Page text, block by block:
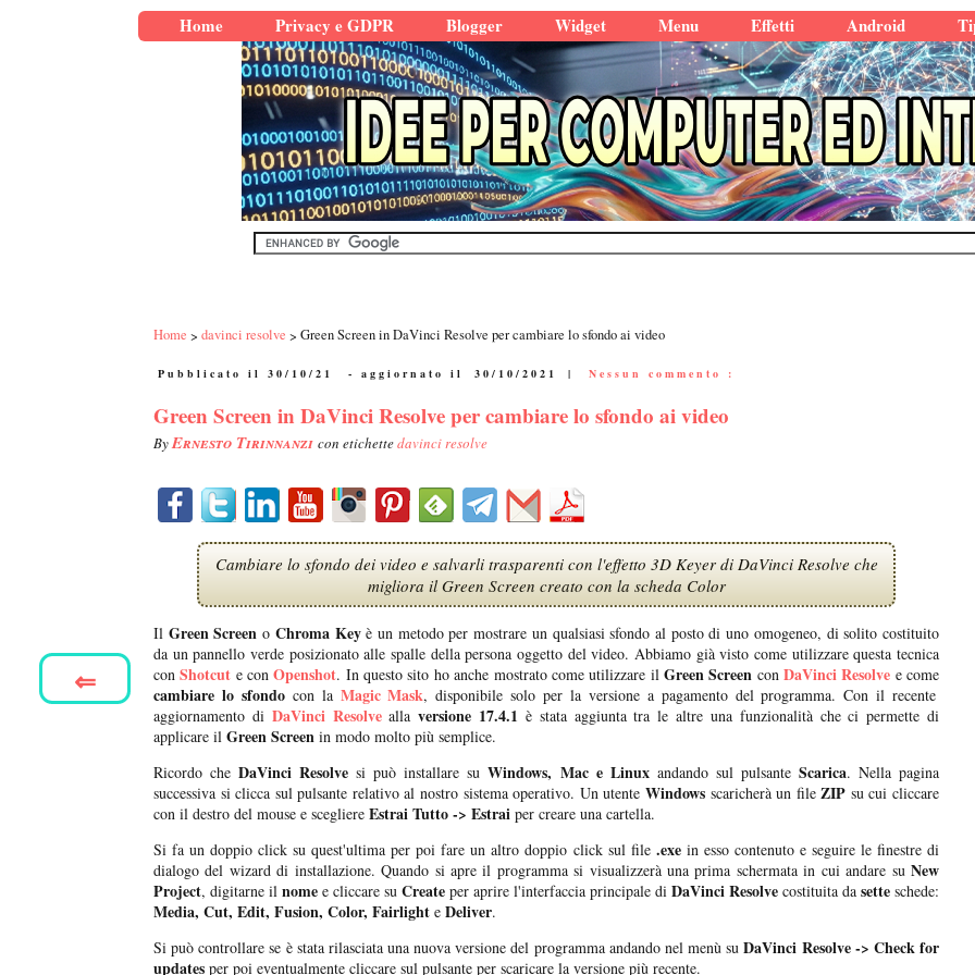
Home Privacy e GDPR Blogger Widget Menu Effetti Android
Home davinci resolve Green Screen in DaVinci Resolve per cambiare lo sfondo ai video
Pubblicato il 30/10/21 - aggiornato il 30/10/2021 | Nessun commento :
Green Screen in DaVinci Resolve per cambiare lo sfondo ai video
ByErnesto Tirinnanzi con etichettedavinci resolve
Cambiare lo sfondo dei video e salvarli trasparenti con l'effetto 3D Keyer di DaVinci Resolve che
migliora il Green Screen creato con la scheda Color
Il Green Screen o Chroma Keyè un metodo per mostrare un qualsiasi sfondo al posto di uno omogeneo, di solito costituito
da un pannello verde posizionato alle spalle della persona oggetto del video. Abbiamo già visto come utilizzare questa tecnica
con Shotcut e conOpenshot. In questo sito ho anche mostrato come utilizzare ilGreen Screen con DaVinci Resolve e come
cambiare lo sfondocon la Magic Mask, disponibile solo per la versione a pagamento del programma. Con il recente
aggiornamento di DaVinci Resolvealla versione 17.4.1 è stata aggiunta tra le altre una funzionalità che ci permette di
applicare il Green Screen in modo molto più semplice.
Ricordo cheDaVinci Resolve si può installare suWindows, Mac e Linuxandando sul pulsante Scarica. Nella pagina
successiva si clicca sul pulsante relativo al nostro sistema operativo. Un utente Windowsscaricherà un fileZIP su cui cliccare
con il destro del mouse e scegliere Estrai Tutto -> Estrai per creare una cartella.
Si fa un doppio click su quest'ultima per poi fare un altro doppio click sul file.exein esso contenuto e seguire le finestre di
dialogo del wizard di installazione. Quando si apre il programma si visualizzerà una prima schermata in cui andare su New
Project, digitarne il nome e cliccare su Create per aprire l'interfaccia principale di DaVinci Resolve costituita da sette schede:
Media, Cut, Edit, Fusion, Color, Fairlight e Deliver.
Si può controllare se è stata rilasciata una nuova versione del programma andando nel menù suDaVinci Resolve -> Check for
updates per poi eventualmente cliccare sul pulsante per scaricare la versione più recente.
⇐